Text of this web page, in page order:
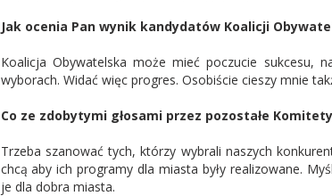
Jak ocenia Pan wynik kandydatów Koalicji
Koalicja Obywatelska może mieć poczucie sukcesu,
wyborach. Widać więc progres. Osobiście cieszy mnie
Co ze zdobytymi głosami przez pozostałe
Trzeba szanować tych, którzy wybrali naszych
chcą aby ich programy dla miasta były realizowane.
je dla dobra miasta.